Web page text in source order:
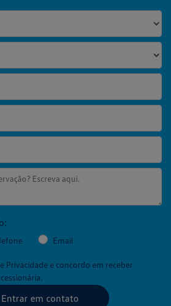
Email
Privacidade e concordo em receber
Entrar em contato